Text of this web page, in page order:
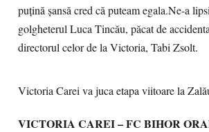
puțină șansă cred că puteam egala.Ne-a
golgheterul Luca Tincău, păcat de
directorul celor de la Victoria, Tabi Zsolt.
Victoria Carei va juca etapa viitoare la
VICTORIA CAREI – FC BIHOR